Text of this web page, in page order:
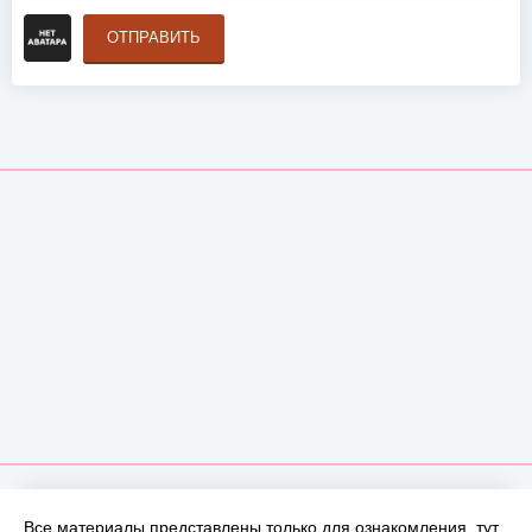
ОТПРАВИТЬ
Все материалы представлены только для ознакомления, тут